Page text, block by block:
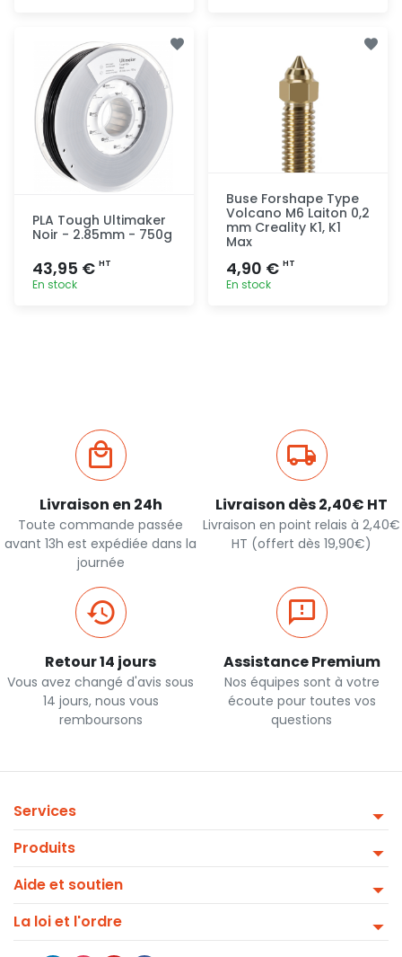
rapide
PLA Tough Ultimaker
Noir - 2.85mm - 750g
43,95 € HT
En stock
Buse Forshape Type
Volcano M6 Laiton 0,2
mm Creality K1, K1
Max
4,90 € HT
En stock
Livraison en 24h
Toute commande passée
avant 13h est expédiée dans la
journée
Livraison dès 2,40€ HT
Livraison en point relais à 2,40€
HT (offert dès 19,90€)
Retour 14 jours
Vous avez changé d'avis sous
14 jours, nous vous
remboursons
Assistance Premium
Nos équipes sont à votre
écoute pour toutes vos
questions
Services
Produits
Aide et soutien
La loi et l'ordre